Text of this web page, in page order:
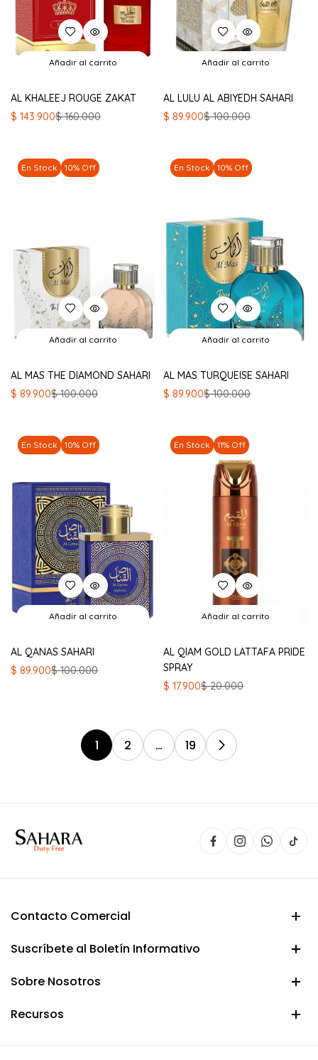
Añadir al carrito
AL KHALEEJ ROUGE ZAKAT
$160.000
El
era:
$ 160.000.
$ 143.900
El
es:
$ 143.900.
Añadir al carrito
AL LULU AL ABIYEDH SAHARI
$100.000
El
era:
$ 100.000.
$ 89.900
El
es:
$ 89.900.
En Stock 10% Off
Añadir al carrito
AL MAS THE DIAMOND SAHARI
$100.000
El
era:
$ 100.000.
$ 89.900
El
es:
$ 89.900.
En Stock 10% Off
Añadir al carrito
AL MAS TURQUEISE SAHARI
$100.000
El
era:
$ 100.000.
$ 89.900
El
es:
$ 89.900.
En Stock 10% Off
Añadir al carrito
AL QANAS SAHARI
$100.000
El
$ 89.900
El
En Stock 11% Off
Añadir al carrito
AL QIAM GOLD LATTAFA PRIDE
SPRAY
$20.000
El
era:
$ 20.000.
$ 17.900
El
es:
$ 17.900.
1 2 … 19
Contacto Comercial
Suscríbete al Boletín Informativo
Sobre Nosotros
Recursos